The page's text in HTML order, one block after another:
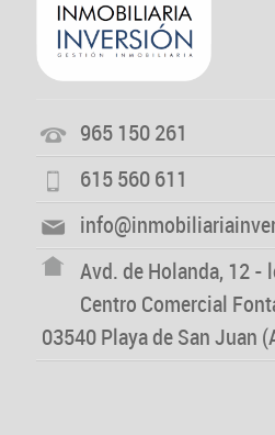
965 150 261
615 560 611
Avd. de Holanda, 12 -
Centro Comercial
03540 Playa de San Juan